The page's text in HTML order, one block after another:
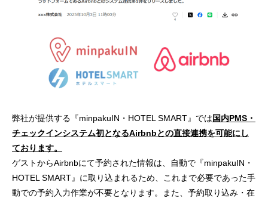
弊社が提供する『minpakuIN・HOTEL SMART』では国内PMS・
チェックインシステム初となるAirbnbとの直接連携を可能にし
ております。
ゲストからAirbnbにて予約された情報は、自動で『minpakuIN・
HOTEL SMART』に取り込まれるため、これまで必要であった手
動での予約入力作業が不要となります。また、予約取り込み・在